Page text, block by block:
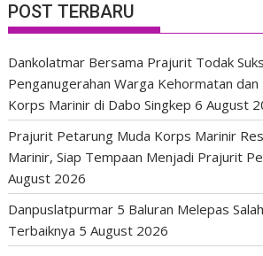
POST TERBARU
Dankolatmar Bersama Prajurit Todak
Penganugerahan Warga Kehormatan
Korps Marinir di Dabo Singkep 6 August
Prajurit Petarung Muda Korps Marinir
Marinir, Siap Tempaan Menjadi Prajurit
August 2026
Danpuslatpurmar 5 Baluran Melepas
Terbaiknya 5 August 2026